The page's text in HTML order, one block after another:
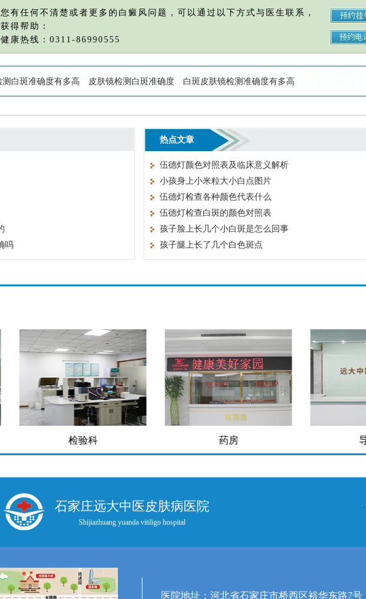
有任何不清楚或者更多的白癜风问题，可以通过以下方式与医生联系，
得帮助：
康热线：0311-86990555
测白斑准确度有多高 皮肤镜检测白斑准确度 白斑皮肤镜检测准确度有多高
吗
热点文章
伍德灯颜色对照表及临床意义解析
小孩身上小米粒大小白点图片
伍德灯检查各种颜色代表什么
伍德灯检查白斑的颜色对照表
孩子脸上长几个小白斑是怎么回事
孩子腿上长了几个白色斑点
检验科 药房
石家庄远大中医皮肤病医院
Shijiazhuang yuanda vitiligo hospital
医院地址：河北省石家庄市桥西区裕华东路7号